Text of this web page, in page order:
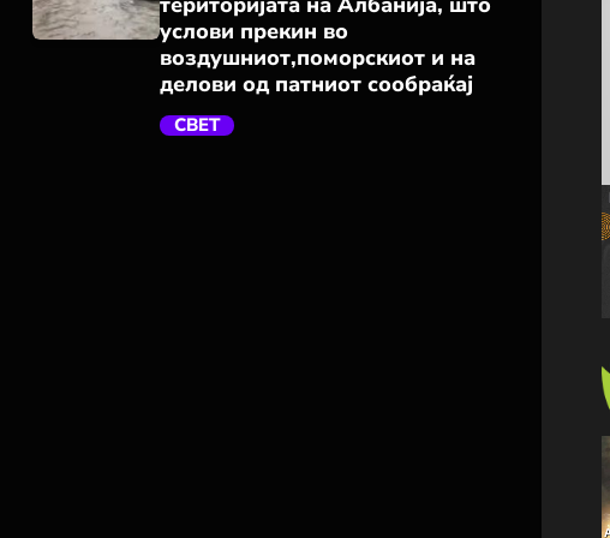
услови прекин во
воздушниот,поморскиот и на
делови од патниот сообраќај
СВЕТ